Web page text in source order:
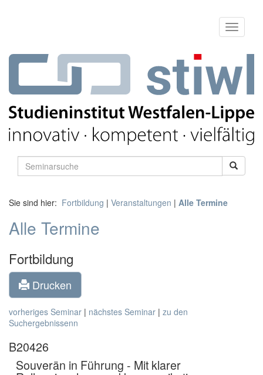
Sie sind hier: Fortbildung | Veranstaltungen | Alle Termine
Alle Termine
Fortbildung
Drucken
vorheriges Seminar | nächstes Seminar | zu den
Suchergebnissenn
B20426
Souverän in Führung - Mit klarer